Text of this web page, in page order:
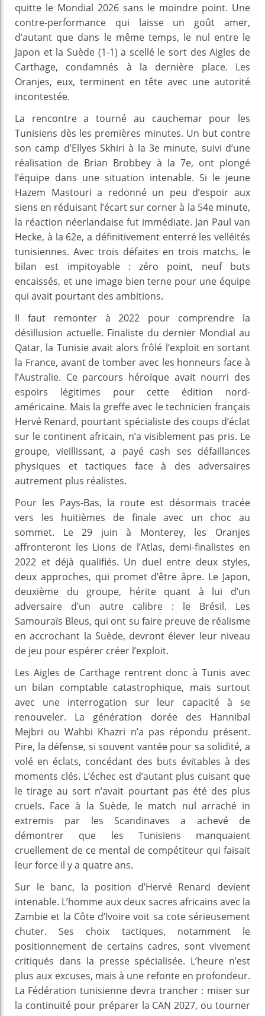
quitte le Mondial 2026 sans le moindre point. Une
contre-performance qui laisse un goût amer,
d’autant que dans le même temps, le nul entre le
Japon et la Suède (1-1) a scellé le sort des Aigles de
Carthage, condamnés à la dernière place. Les
Oranjes, eux, terminent en tête avec une autorité
incontestée.
La rencontre a tourné au cauchemar pour les
Tunisiens dès les premières minutes. Un but contre
son camp d’Ellyes Skhiri à la 3e minute, suivi d’une
réalisation de Brian Brobbey à la 7e, ont plongé
l’équipe dans une situation intenable. Si le jeune
Hazem Mastouri a redonné un peu d’espoir aux
siens en réduisant l’écart sur corner à la 54e minute,
la réaction néerlandaise fut immédiate. Jan Paul van
Hecke, à la 62e, a définitivement enterré les velléités
tunisiennes. Avec trois défaites en trois matchs, le
bilan est impitoyable : zéro point, neuf buts
encaissés, et une image bien terne pour une équipe
qui avait pourtant des ambitions.
Il faut remonter à 2022 pour comprendre la
désillusion actuelle. Finaliste du dernier Mondial au
Qatar, la Tunisie avait alors frôlé l’exploit en sortant
la France, avant de tomber avec les honneurs face à
l’Australie. Ce parcours héroïque avait nourri des
espoirs légitimes pour cette édition nord-
américaine. Mais la greffe avec le technicien français
Hervé Renard, pourtant spécialiste des coups d’éclat
sur le continent africain, n’a visiblement pas pris. Le
groupe, vieillissant, a payé cash ses défaillances
physiques et tactiques face à des adversaires
autrement plus réalistes.
Pour les Pays-Bas, la route est désormais tracée
vers les huitièmes de finale avec un choc au
sommet. Le 29 juin à Monterey, les Oranjes
affronteront les Lions de l’Atlas, demi-finalistes en
2022 et déjà qualifiés. Un duel entre deux styles,
deux approches, qui promet d’être âpre. Le Japon,
deuxième du groupe, hérite quant à lui d’un
adversaire d’un autre calibre : le Brésil. Les
Samouraïs Bleus, qui ont su faire preuve de réalisme
en accrochant la Suède, devront élever leur niveau
de jeu pour espérer créer l’exploit.
Les Aigles de Carthage rentrent donc à Tunis avec
un bilan comptable catastrophique, mais surtout
avec une interrogation sur leur capacité à se
renouveler. La génération dorée des Hannibal
Mejbri ou Wahbi Khazri n’a pas répondu présent.
Pire, la défense, si souvent vantée pour sa solidité, a
volé en éclats, concédant des buts évitables à des
moments clés. L’échec est d’autant plus cuisant que
le tirage au sort n’avait pourtant pas été des plus
cruels. Face à la Suède, le match nul arraché in
extremis par les Scandinaves a achevé de
démontrer que les Tunisiens manquaient
cruellement de ce mental de compétiteur qui faisait
leur force il y a quatre ans.
Sur le banc, la position d’Hervé Renard devient
intenable. L’homme aux deux sacres africains avec la
Zambie et la Côte d’Ivoire voit sa cote sérieusement
chuter. Ses choix tactiques, notamment le
positionnement de certains cadres, sont vivement
critiqués dans la presse spécialisée. L’heure n’est
plus aux excuses, mais à une refonte en profondeur.
La Fédération tunisienne devra trancher : miser sur
la continuité pour préparer la CAN 2027, ou tourner